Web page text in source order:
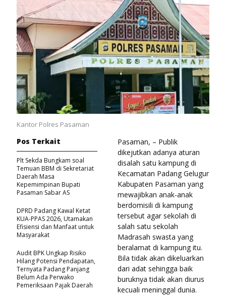
Kantor Polres Pasaman
Pasaman, – Publik
dikejutkan adanya aturan
disalah satu kampung di
Kecamatan Padang Gelugur
Kabupaten Pasaman yang
mewajibkan anak-anak
berdomisili di kampung
tersebut agar sekolah di
salah satu sekolah
Madrasah swasta yang
beralamat di kampung itu.
Bila tidak akan dikeluarkan
dari adat sehingga baik
buruknya tidak akan diurus
kecuali meninggal dunia.
Pos Terkait
Plt Sekda Bungkam soal
Temuan BBM di Sekretariat
Daerah Masa
Kepemimpinan Bupati
Pasaman Sabar AS
DPRD Padang Kawal Ketat
KUA-PPAS 2026, Utamakan
Efisiensi dan Manfaat untuk
Masyarakat
Audit BPK Ungkap Risiko
Hilang Potensi Pendapatan,
Ternyata Padang Panjang
Belum Ada Perwako
Pemeriksaan Pajak Daerah